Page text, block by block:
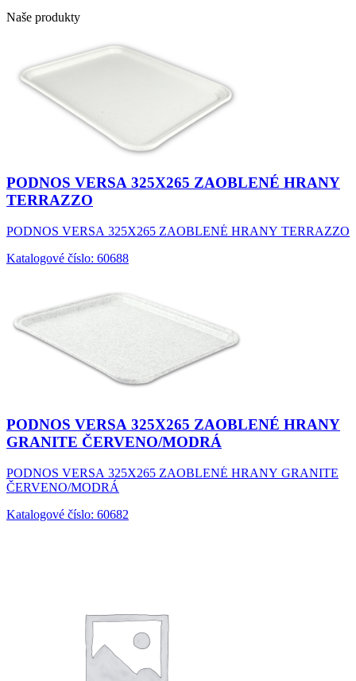
Naše produkty
PODNOS VERSA 325X265 ZAOBLENÉ HRANY
TERRAZZO
PODNOS VERSA 325X265 ZAOBLENÉ HRANY TERRAZZO
Katalogové číslo: 60688
PODNOS VERSA 325X265 ZAOBLENÉ HRANY
GRANITE ČERVENO/MODRÁ
PODNOS VERSA 325X265 ZAOBLENÉ HRANY GRANITE
ČERVENO/MODRÁ
Katalogové číslo: 60682